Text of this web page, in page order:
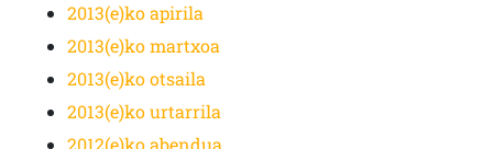
2013(e)ko apirila
2013(e)ko martxoa
2013(e)ko otsaila
2013(e)ko urtarrila